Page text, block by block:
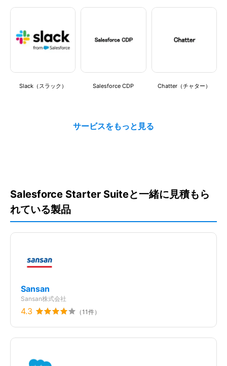
セキュリティ対策
IPアドレス制限
SSO認証/SAMLログイン
その他分析機能
IPアドレス制限 SSO認証/SAMLログイン
Slack（スラック） Salesforce CDP Chatter（チャター）
Cloud
Account Engagement
Salesforce Starter Suiteと一緒に見積もら
れている製品
Sansan
Sansan株式会社
4.3 （11件）